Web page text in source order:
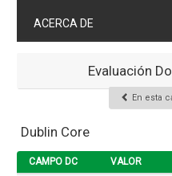
ACERCA DE
Evaluación
En esta
Dublin Core
CAMPO DC VALOR